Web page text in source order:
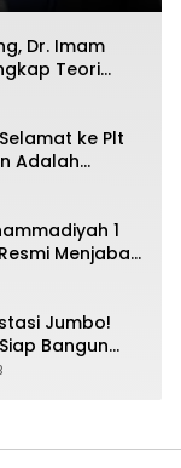
Dr. Imam
Teori
ke Plt
Adalah
1
Menjabat
Asmam 86
Jumbo!
Bangun
Kerja